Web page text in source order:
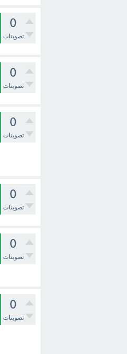
0
تصويتات
0
تصويتات
0
تصويتات
0
تصويتات
0
تصويتات
0
تصويتات